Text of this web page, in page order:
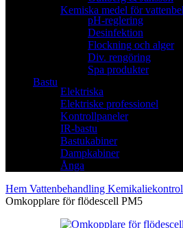
Kemiska medel för
pH-reglering
Desinfektion
Flockning och alger
Div. rengöring
Spa produkter
Bastu
Elektriska
Elektriske professionel
Kontrollpaneler
IR-bastu
Bastukabiner
Dampkabiner
Ånga
Hem Vattenbehandling
Omkopplare för flödescell PM5